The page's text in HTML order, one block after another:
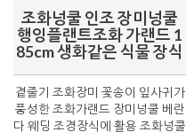
조화넝쿨 인조 장미넝쿨
행잉플랜트조화 가랜드 1
85cm 생화같은 식물 장식
곁줄기 조화장미 꽃송이 잎사귀가
풍성한 조화가랜드 장미넝쿨 베란
다 웨딩 조경장식에 활용 조화넝쿨